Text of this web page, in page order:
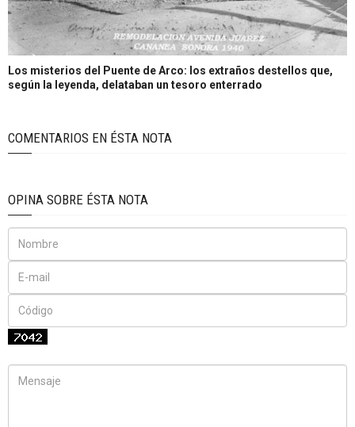
Los misterios del Puente de Arco: los extraños destellos que,
según la leyenda, delataban un tesoro enterrado
COMENTARIOS EN ÉSTA NOTA
OPINA SOBRE ÉSTA NOTA